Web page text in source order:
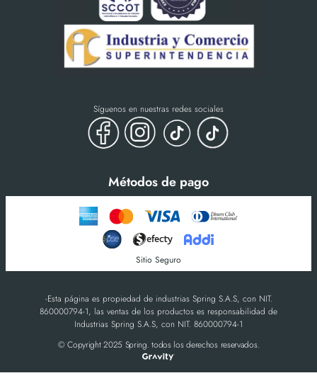
Síguenos en nuestras redes sociales
Métodos de pago
Sitio Seguro
-Esta página es propiedad de industrias Spring S.A.S, con NIT.
860000794-1, las ventas de los productos es responsabilidad de
Industrias Spring S.A.S, con NIT. 860000794-1
© Copyright 2025 Spring. todos los derechos reservados.